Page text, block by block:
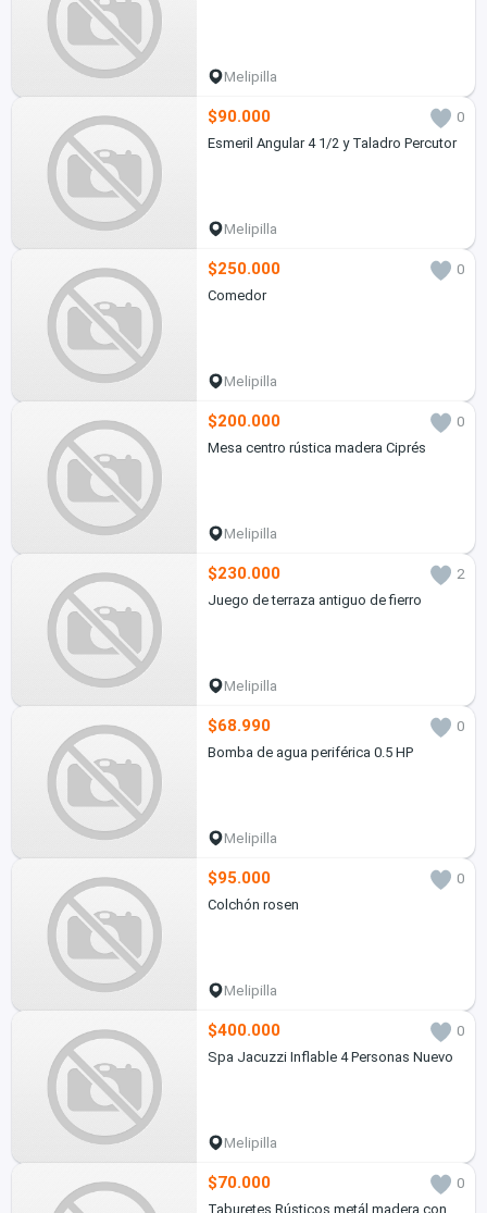
Melipilla
$90.000
0
Esmeril Angular 4 1/2 y Taladro Percutor
Melipilla
$250.000
0
Comedor
Melipilla
$200.000
0
Mesa centro rústica madera Ciprés
Melipilla
$230.000
2
Juego de terraza antiguo de fierro
Melipilla
$68.990
0
Bomba de agua periférica 0.5 HP
Melipilla
$95.000
0
Colchón rosen
Melipilla
$400.000
0
Spa Jacuzzi Inflable 4 Personas Nuevo
Melipilla
$70.000
0
Taburetes Rústicos metál madera con